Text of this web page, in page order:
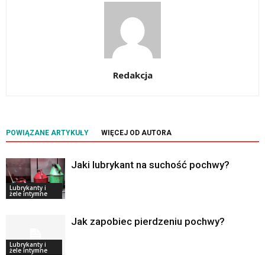
Redakcja
POWIĄZANE ARTYKUŁY WIĘCEJ OD AUTORA
Lubrykanty i
żele intymne
Jaki lubrykant na suchość pochwy?
Lubrykanty i
żele intymne
Jak zapobiec pierdzeniu pochwy?